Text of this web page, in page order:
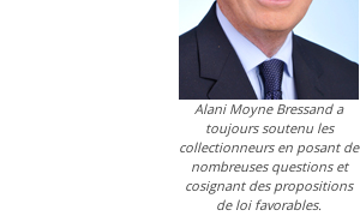
Alani Moyne Bressand a
toujours soutenu les
collectionneurs en posant de
nombreuses questions et
cosignant des propositions
de loi favorables.